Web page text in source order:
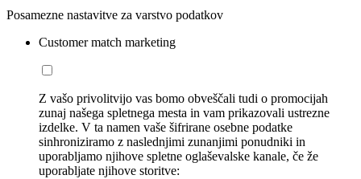
Posamezne nastavitve za varstvo podatkov
Customer match marketing
Z vašo privolitvijo vas bomo obveščali tudi o promocijah
zunaj našega spletnega mesta in vam prikazovali ustrezne
izdelke. V ta namen vaše šifrirane osebne podatke
sinhroniziramo z naslednjimi zunanjimi ponudniki in
uporabljamo njihove spletne oglaševalske kanale, če že
uporabljate njihove storitve: